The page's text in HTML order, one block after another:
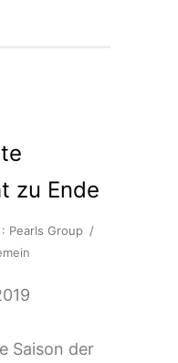
zu Ende
Pearls Group /
Saison der